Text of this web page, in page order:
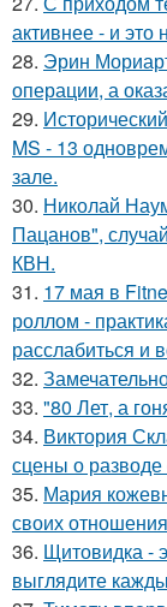
активнее - и это
28. Эрин
операции, а
29.
MS - 13
зале.
30. Николай
Пацанов",
КВН.
31. 17 мая в
роллом -
расслабиться и
32.
33. "80 Лет, а
34. Виктория
сцены о разводе
35. Мария
своих
36. Щитовидка -
выглядите